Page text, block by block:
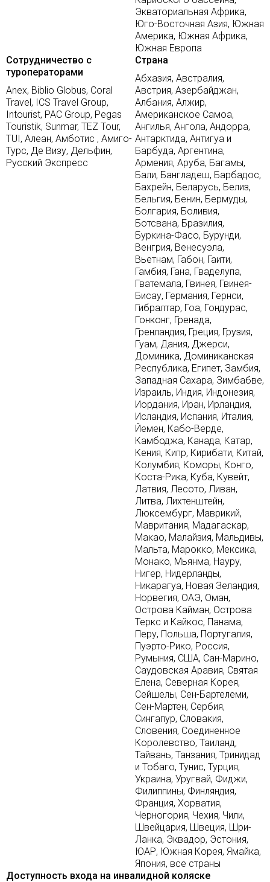
Экваториальная Африка,
Юго-Восточная Азия, Южная
Америка, Южная Африка,
Южная Европа
Сотрудничество с
туроператорами
Anex, Biblio Globus, Coral
Travel, ICS Travel Group,
Intourist, PAC Group, Pegas
Touristik, Sunmar, TEZ Tour,
TUI, Алеан, Амботис , Амиго-
Турс, Де Визу, Дельфин,
Русский Экспресс
Страна
Абхазия, Австралия,
Австрия, Азербайджан,
Албания, Алжир,
Американское Самоа,
Ангилья, Ангола, Андорра,
Антарктида, Антигуа и
Барбуда, Аргентина,
Армения, Аруба, Багамы,
Бали, Бангладеш, Барбадос,
Бахрейн, Беларусь, Белиз,
Бельгия, Бенин, Бермуды,
Болгария, Боливия,
Ботсвана, Бразилия,
Буркина-Фасо, Бурунди,
Венгрия, Венесуэла,
Вьетнам, Габон, Гаити,
Гамбия, Гана, Гваделупа,
Гватемала, Гвинея, Гвинея-
Бисау, Германия, Гернси,
Гибралтар, Гоа, Гондурас,
Гонконг, Гренада,
Гренландия, Греция, Грузия,
Гуам, Дания, Джерси,
Доминика, Доминиканская
Республика, Египет, Замбия,
Западная Сахара, Зимбабве,
Израиль, Индия, Индонезия,
Иордания, Иран, Ирландия,
Исландия, Испания, Италия,
Йемен, Кабо-Верде,
Камбоджа, Канада, Катар,
Кения, Кипр, Кирибати, Китай,
Колумбия, Коморы, Конго,
Коста-Рика, Куба, Кувейт,
Латвия, Лесото, Ливан,
Литва, Лихтенштейн,
Люксембург, Маврикий,
Мавритания, Мадагаскар,
Макао, Малайзия, Мальдивы,
Мальта, Марокко, Мексика,
Монако, Мьянма, Науру,
Нигер, Нидерланды,
Никарагуа, Новая Зеландия,
Норвегия, ОАЭ, Оман,
Острова Кайман, Острова
Теркс и Кайкос, Панама,
Перу, Польша, Португалия,
Пуэрто-Рико, Россия,
Румыния, США, Сан-Марино,
Саудовская Аравия, Святая
Елена, Северная Корея,
Сейшелы, Сен-Бартелеми,
Сен-Мартен, Сербия,
Сингапур, Словакия,
Словения, Соединенное
Королевство, Таиланд,
Тайвань, Танзания, Тринидад
и Тобаго, Тунис, Турция,
Украина, Уругвай, Фиджи,
Филиппины, Финляндия,
Франция, Хорватия,
Черногория, Чехия, Чили,
Швейцария, Швеция, Шри-
Ланка, Эквадор, Эстония,
ЮАР, Южная Корея, Ямайка,
Япония, все страны
Доступность входа на инвалидной коляске